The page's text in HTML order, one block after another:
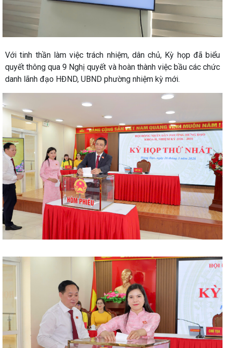
Với tinh thần làm việc trách nhiệm, dân chủ, Kỳ họp đã biểu
quyết thông qua 9 Nghị quyết và hoàn thành việc bầu các chức
danh lãnh đạo HĐND, UBND phường nhiệm kỳ mới.